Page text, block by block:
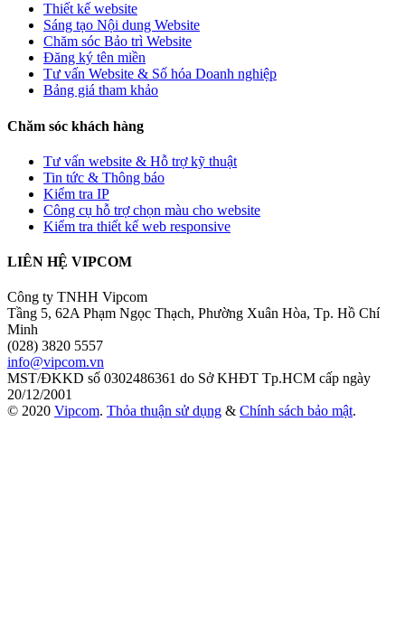
Thiết kế website
Sáng tạo Nội dung Website
Chăm sóc Bảo trì Website
Đăng ký tên miền
Tư vấn Website & Số hóa Doanh nghiệp
Bảng giá tham khảo
Chăm sóc khách hàng
Tư vấn website & Hỗ trợ kỹ thuật
Tin tức & Thông báo
Kiểm tra IP
Công cụ hỗ trợ chọn màu cho website
Kiểm tra thiết kế web responsive
LIÊN HỆ VIPCOM
Công ty TNHH Vipcom
Tầng 5, 62A Phạm Ngọc Thạch, Phường Xuân Hòa, Tp. Hồ Chí
Minh
(028) 3820 5557
info@vipcom.vn
MST/ĐKKD số 0302486361 do Sở KHĐT Tp.HCM cấp ngày
20/12/2001
© 2020 Vipcom. Thỏa thuận sử dụng & Chính sách bảo mật.